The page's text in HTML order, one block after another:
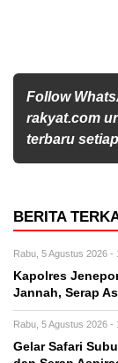
Follow
rakyat.com
terbaru
BERITA
Rabu, 5 Agustus 2026 -
Kapolres
Jannah, Serap
Rabu, 5 Agustus 2026 -
Gelar Safari